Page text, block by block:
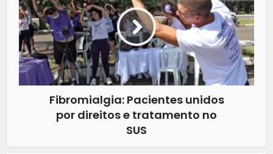
Fibromialgia: Pacientes unidos
por direitos e tratamento no
SUS